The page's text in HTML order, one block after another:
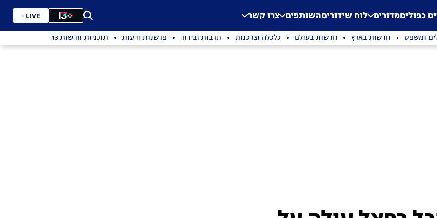
Application error: a
. כפוליםמדורים לוח שידוריםהשותפים צרו קשר LIVE
ומשפט חדשות בארץ חדשות בעולם כלכלה וצרכנות תרבות ובידור פרשנות ודעות תוכניות חדשות 13